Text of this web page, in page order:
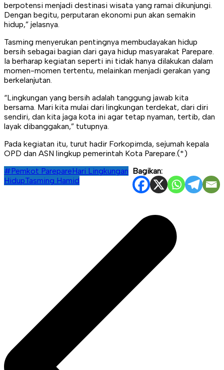
berpotensi menjadi destinasi wisata yang ramai dikunjungi.
Dengan begitu, perputaran ekonomi pun akan semakin
hidup,” jelasnya.
Tasming menyerukan pentingnya membudayakan hidup
bersih sebagai bagian dari gaya hidup masyarakat Parepare.
Ia berharap kegiatan seperti ini tidak hanya dilakukan dalam
momen-momen tertentu, melainkan menjadi gerakan yang
berkelanjutan.
“Lingkungan yang bersih adalah tanggung jawab kita
bersama. Mari kita mulai dari lingkungan terdekat, dari diri
sendiri, dan kita jaga kota ini agar tetap nyaman, tertib, dan
layak dibanggakan,” tutupnya.
Pada kegiatan itu, turut hadir Forkopimda, sejumah kepala
OPD dan ASN lingkup pemerintah Kota Parepare.(*)
Bagikan:
#Pemkot ParepareHari Lingkungan
HidupTasming Hamid